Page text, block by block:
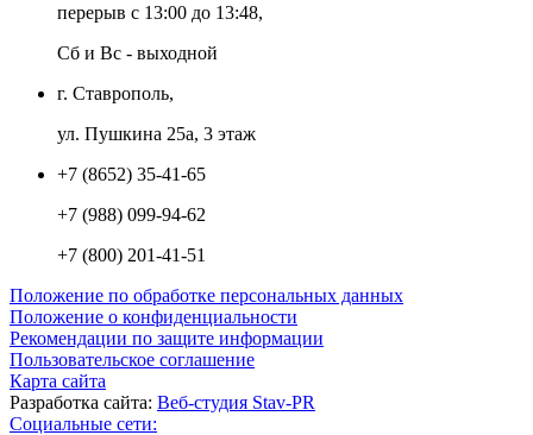
перерыв с 13:00 до 13:48,
Сб и Вс - выходной
г. Ставрополь,
ул. Пушкина 25а, 3 этаж
+7 (8652) 35-41-65
+7 (988) 099-94-62
+7 (800) 201-41-51
Положение по обработке персональных данных
Положение о конфиденциальности
Рекомендации по защите информации
Пользовательское соглашение
Карта сайта
Разработка сайта: Веб-студия Stav-PR
Социальные сети: